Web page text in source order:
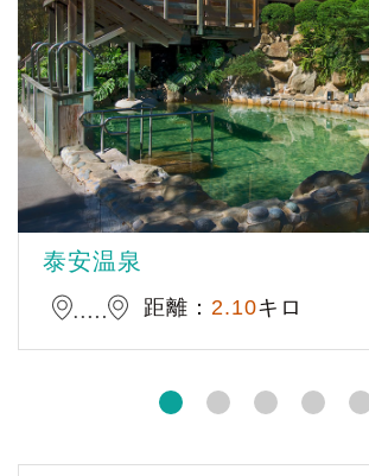
泰安温泉
距離： 2.10キロ